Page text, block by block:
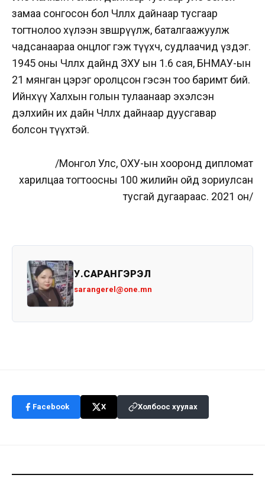
замаа сонгосон бол Чөлөөлөх дайнаар тусгаар
тогтнолоо хүлээн зөвшөөрүүлж, баталгаажуулж
чадсанаараа онцлог гэж түүхч, судлаачид үздэг.
1945 оны Чөлөөлөх дайнд ЗХУ ын 1.6 сая, БНМАУ-ын
21 мянган цэрэг оролцсон гэсэн тоо баримт бий.
Ийнхүү Халхын голын тулаанаар эхэлсэн
дэлхийн их дайн Чөлөөлөх дайнаар дуусгавар
болсон түүхтэй.
/Монгол Улс, ОХУ-ын хооронд дипломат
харилцаа тогтоосны 100 жилийн ойд зориулсан
тусгай дугаараас. 2021 он/
У.САРАНГЭРЭЛ
sarangerel@one.mn
Facebook X Холбоос хуулах